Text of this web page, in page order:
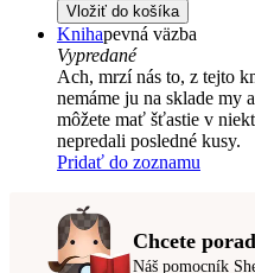
Vložiť do košíka
Knihapevná väzba
Vypredané
Ach, mrzí nás to, z tejto
nemáme ju na sklade my
môžete mať šťastie v
nepredali posledné kusy.
Pridať do zoznamu
Chcete
Náš pomocník